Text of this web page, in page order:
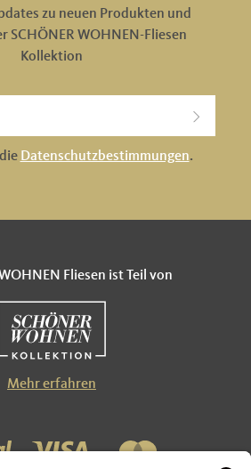
zu neuen Produkten und
SCHÖNER WOHNEN-Fliesen
Kollektion
Datenschutzbestimmungen.
Fliesen ist Teil von
Mehr erfahren